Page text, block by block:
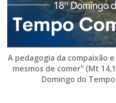
A pedagogia da compaixão
mesmos de comer” (Mt
Domingo do